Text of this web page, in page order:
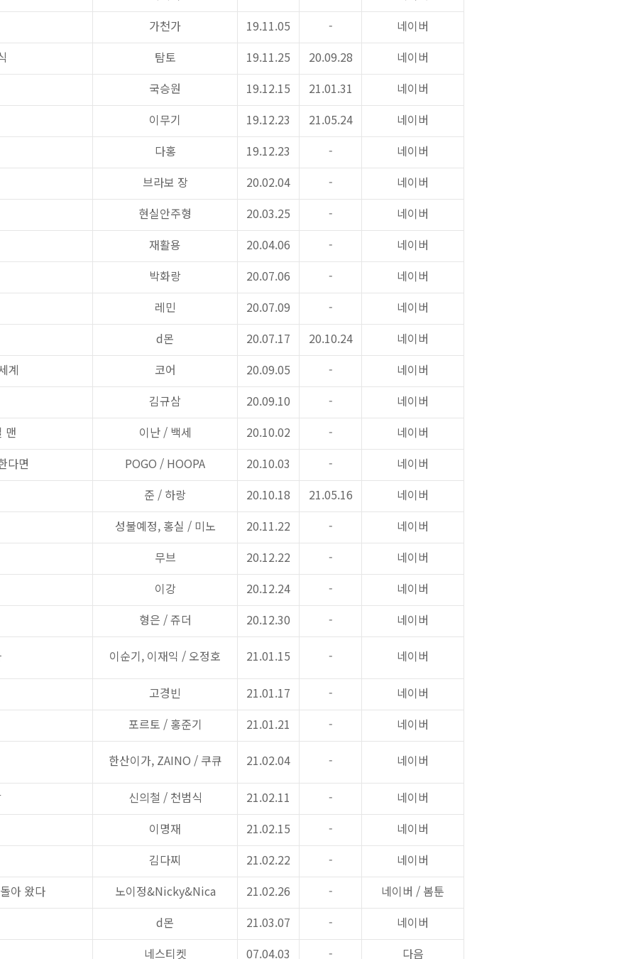
가천가 19.11.05 -
네이버
탐토 19.11.25 20.09.28
네이버
국승원 19.12.15 21.01.31
네이버
이무기 19.12.23 21.05.24
네이버
다홍 19.12.23 -
네이버
브라보 장 20.02.04 -
네이버
현실안주형 20.03.25 -
네이버
재활용 20.04.06 -
네이버
박화랑 20.07.06 -
네이버
레민 20.07.09 -
네이버
d몬 20.07.17 20.10.24
네이버
계
코어 20.09.05 -
네이버
김규삼 20.09.10 -
네이버
맨 이난 / 백세 20.10.02 -
네이버
다면 POGO / HOOPA 20.10.03 -
네이버
준 / 하랑 20.10.18 21.05.16
네이버
성불예정, 홍실 / 미노 20.11.22 -
네이버
무브 20.12.22 -
네이버
이강 20.12.24 -
네이버
형은 /쥬더 20.12.30 - 네이버
이순기, 이재익 / 오정호 21.01.15 - 네이버
고경빈 21.01.17 -
네이버
포르토 / 홍준기 21.01.21 - 네이버
한산이가, ZAINO / 쿠큐 21.02.04 - 네이버
신의철 / 천범식 21.02.11 -
네이버
이명재 21.02.15 -
네이버
김다찌 21.02.22 -
네이버
아 왔다 노이정&Nicky&Nica 21.02.26 - 네이버 / 봄툰
d몬 21.03.07 -
네이버
네스티켓 07.04.03 - 다음